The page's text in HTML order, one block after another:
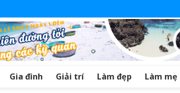
Gia đình Giải trí Làm đẹp Làm mẹ